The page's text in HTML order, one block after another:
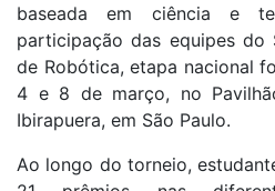
baseada em ciência e
participação das equipes do
de Robótica, etapa nacional
4 e 8 de março, no
Ibirapuera, em São Paulo.
Ao longo do torneio,